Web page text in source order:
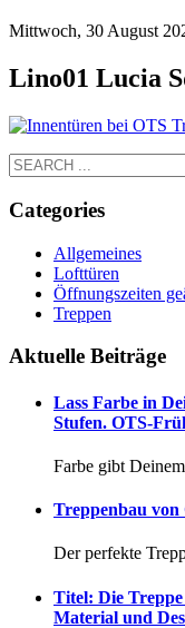
Mittwoch, 30 August
Lino01 Lucia
Categories
Allgemeines
Lofttüren
Öffnungszeiten
Treppen
Aktuelle Beiträge
Lass Farbe in
Stufen. OTS-
Farbe gibt
Treppenbau von
Der perfekte
Titel: Die Treppe
Material und